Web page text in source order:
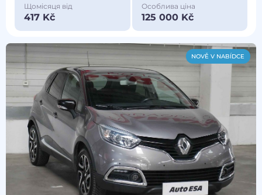
Щомісяця від
417 Kč
Особлива ціна
125 000 Kč
NOVĚ V NABÍDCE